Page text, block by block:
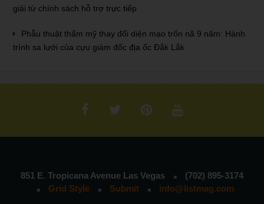
giải từ chính sách hỗ trợ trực tiếp
Phẫu thuật thẩm mỹ thay đổi diện mạo trốn nã 9 năm: Hành
trình sa lưới của cựu giám đốc địa ốc Đắk Lắk
851 E. Tropicana Avenue Las Vegas
(702) 895-3174
Grid Style
Submit info@listmag.com